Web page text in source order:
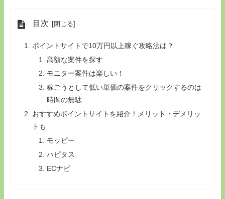
目次
ポイントサイトで10万円以上稼ぐ攻略法は？
高額な案件を探す
モニター案件は楽しい！
稼ごうとして低い単価の案件をクリックするのは
時間の無駄
おすすめポイントサイトを紹介！メリット・デメリッ
トも
モッピー
ハピタス
ECナビ